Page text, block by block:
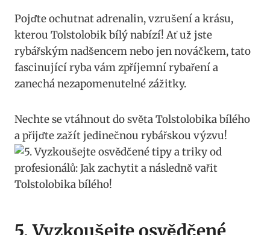
Pojďte ochutnat adrenalin, vzrušení a krásu,
kterou Tolstolobik bílý⁢ nabízí!​ Ať už​ jste
rybářským ‍nadšencem nebo jen⁤ nováčkem, tato
fascinující ryba vám ‌zpříjemní rybaření a
zanechá nezapomenutelné zážitky.
Nechte se ⁣vtáhnout do světa ⁤Tolstolobika bílého
a přijďte‌ zažít jedinečnou rybářskou výzvu!
5. Vyzkoušejte osvědčené